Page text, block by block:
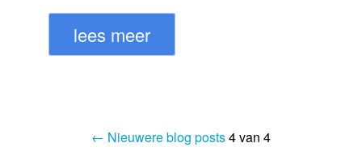
lees meer
← Nieuwere blog posts4 van 4